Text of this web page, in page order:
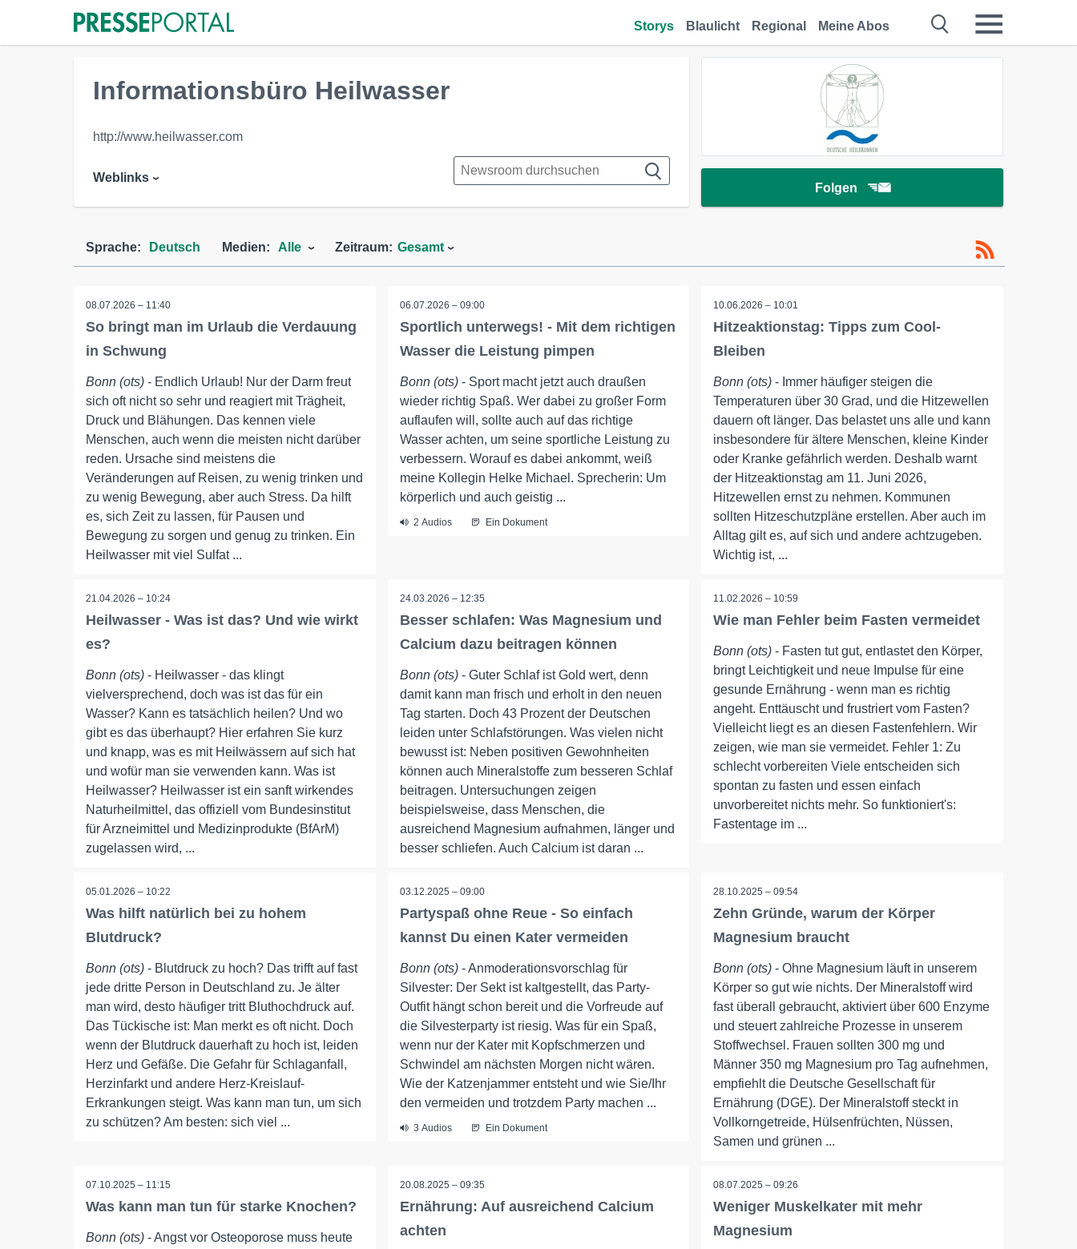
Storys Blaulicht Regional Meine Abos
Folgen
Informationsbüro Heilwasser
http://www.heilwasser.com
Weblinks
Sprache: Deutsch Medien: Alle Zeitraum: Gesamt
08.07.2026 – 11:40
So bringt man im Urlaub die Verdauung
in Schwung
Bonn (ots) - Endlich Urlaub! Nur der Darm freut
sich oft nicht so sehr und reagiert mit Trägheit,
Druck und Blähungen. Das kennen viele
Menschen, auch wenn die meisten nicht darüber
reden. Ursache sind meistens die
Veränderungen auf Reisen, zu wenig trinken und
zu wenig Bewegung, aber auch Stress. Da hilft
es, sich Zeit zu lassen, für Pausen und
Bewegung zu sorgen und genug zu trinken. Ein
Heilwasser mit viel Sulfat ...
06.07.2026 – 09:00
Sportlich unterwegs! - Mit dem richtigen
Wasser die Leistung pimpen
Bonn (ots)- Sport macht jetzt auch draußen
wieder richtig Spaß. Wer dabei zu großer Form
auflaufen will, sollte auch auf das richtige
Wasser achten, um seine sportliche Leistung zu
verbessern. Worauf es dabei ankommt, weiß
meine Kollegin Helke Michael. Sprecherin: Um
körperlich und auch geistig ...
2 Audios Ein Dokument
10.06.2026 – 10:01
Hitzeaktionstag: Tipps zum Cool-
Bleiben
Bonn (ots) - Immer häufiger steigen die
Temperaturen über 30 Grad, und die Hitzewellen
dauern oft länger. Das belastet uns alle und kann
insbesondere für ältere Menschen, kleine Kinder
oder Kranke gefährlich werden. Deshalb warnt
der Hitzeaktionstag am 11. Juni 2026,
Hitzewellen ernst zu nehmen. Kommunen
sollten Hitzeschutzpläne erstellen. Aber auch im
Alltag gilt es, auf sich und andere achtzugeben.
Wichtig ist, ...
21.04.2026 – 10:24
Heilwasser - Was ist das? Und wie wirkt
es?
Bonn (ots) - Heilwasser - das klingt
vielversprechend, doch was ist das für ein
Wasser? Kann es tatsächlich heilen? Und wo
gibt es das überhaupt? Hier erfahren Sie kurz
und knapp, was es mit Heilwässern auf sich hat
und wofür man sie verwenden kann. Was ist
Heilwasser? Heilwasser ist ein sanft wirkendes
Naturheilmittel, das offiziell vom Bundesinstitut
für Arzneimittel und Medizinprodukte (BfArM)
zugelassen wird, ...
24.03.2026 – 12:35
Besser schlafen: Was Magnesium und
Calcium dazu beitragen können
Bonn (ots)- Guter Schlaf ist Gold wert, denn
damit kann man frisch und erholt in den neuen
Tag starten. Doch 43 Prozent der Deutschen
leiden unter Schlafstörungen. Was vielen nicht
bewusst ist: Neben positiven Gewohnheiten
können auch Mineralstoffe zum besseren Schlaf
beitragen. Untersuchungen zeigen
beispielsweise, dass Menschen, die
ausreichend Magnesium aufnahmen, länger und
besser schliefen. Auch Calcium ist daran ...
11.02.2026 – 10:59
Wie man Fehler beim Fasten vermeidet
Bonn (ots) - Fasten tut gut, entlastet den Körper,
bringt Leichtigkeit und neue Impulse für eine
gesunde Ernährung - wenn man es richtig
angeht. Enttäuscht und frustriert vom Fasten?
Vielleicht liegt es an diesen Fastenfehlern. Wir
zeigen, wie man sie vermeidet. Fehler 1: Zu
schlecht vorbereiten Viele entscheiden sich
spontan zu fasten und essen einfach
unvorbereitet nichts mehr. So funktioniert's:
Fastentage im ...
05.01.2026 – 10:22
Was hilft natürlich bei zu hohem
Blutdruck?
Bonn (ots) - Blutdruck zu hoch? Das trifft auf fast
jede dritte Person in Deutschland zu. Je älter
man wird, desto häufiger tritt Bluthochdruck auf.
Das Tückische ist: Man merkt es oft nicht. Doch
wenn der Blutdruck dauerhaft zu hoch ist, leiden
Herz und Gefäße. Die Gefahr für Schlaganfall,
Herzinfarkt und andere Herz-Kreislauf-
Erkrankungen steigt. Was kann man tun, um sich
zu schützen? Am besten: sich viel ...
03.12.2025 – 09:00
Partyspaß ohne Reue - So einfach
kannst Du einen Kater vermeiden
Bonn (ots)- Anmoderationsvorschlag für
Silvester: Der Sekt ist kaltgestellt, das Party-
Outfit hängt schon bereit und die Vorfreude auf
die Silvesterparty ist riesig. Was für ein Spaß,
wenn nur der Kater mit Kopfschmerzen und
Schwindel am nächsten Morgen nicht wären.
Wie der Katzenjammer entsteht und wie Sie/Ihr
den vermeiden und trotzdem Party machen ...
3 Audios Ein Dokument
28.10.2025 – 09:54
Zehn Gründe, warum der Körper
Magnesium braucht
Bonn (ots) - Ohne Magnesium läuft in unserem
Körper so gut wie nichts. Der Mineralstoff wird
fast überall gebraucht, aktiviert über 600 Enzyme
und steuert zahlreiche Prozesse in unserem
Stoffwechsel. Frauen sollten 300 mg und
Männer 350 mg Magnesium pro Tag aufnehmen,
empfiehlt die Deutsche Gesellschaft für
Ernährung (DGE). Der Mineralstoff steckt in
Vollkorngetreide, Hülsenfrüchten, Nüssen,
Samen und grünen ...
07.10.2025 – 11:15
Was kann man tun für starke Knochen?
Bonn (ots) - Angst vor Osteoporose muss heute
20.08.2025 – 09:35
Ernährung: Auf ausreichend Calcium
achten
08.07.2025 – 09:26
Weniger Muskelkater mit mehr
Magnesium